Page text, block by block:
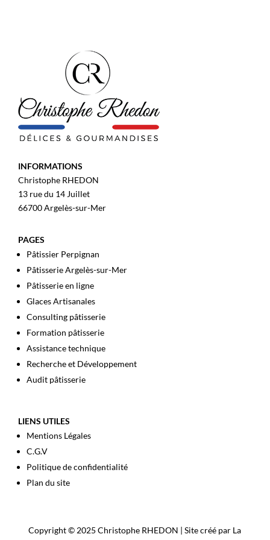
INFORMATIONS
Christophe RHEDON
13 rue du 14 Juillet
66700 Argelès-sur-Mer
PAGES
Pâtissier Perpignan
Pâtisserie Argelès-sur-Mer
Pâtisserie en ligne
Glaces Artisanales
Consulting pâtisserie
Formation pâtisserie
Assistance technique
Recherche et Développement
Audit pâtisserie
LIENS UTILES
Mentions Légales
C.G.V
Politique de confidentialité
Plan du site
Copyright © 2025 Christophe RHEDON | Site créé par La